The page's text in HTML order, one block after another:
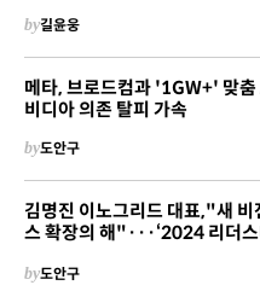
by길윤웅
메타, 브로드컴과 '1GW+' 맞
비디아 의존 탈피 가속
by도안구
김명진 이노그리드 대표,"새 비
스 확장의 해"···‘2024 리더스
by도안구